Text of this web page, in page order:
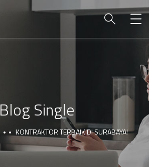
Blog Single
KONTRAKTOR TERBAIK DI SURABAYA!